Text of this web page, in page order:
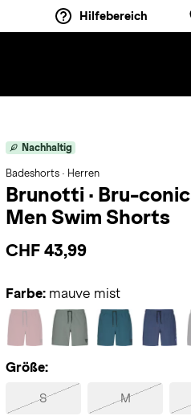
Hilfebereich
Nachhaltig
Badeshorts · Herren
Brunotti · Bru-conic
Men Swim Shorts
CHF 43,99
Farbe: mauve mist
Größe:
S M